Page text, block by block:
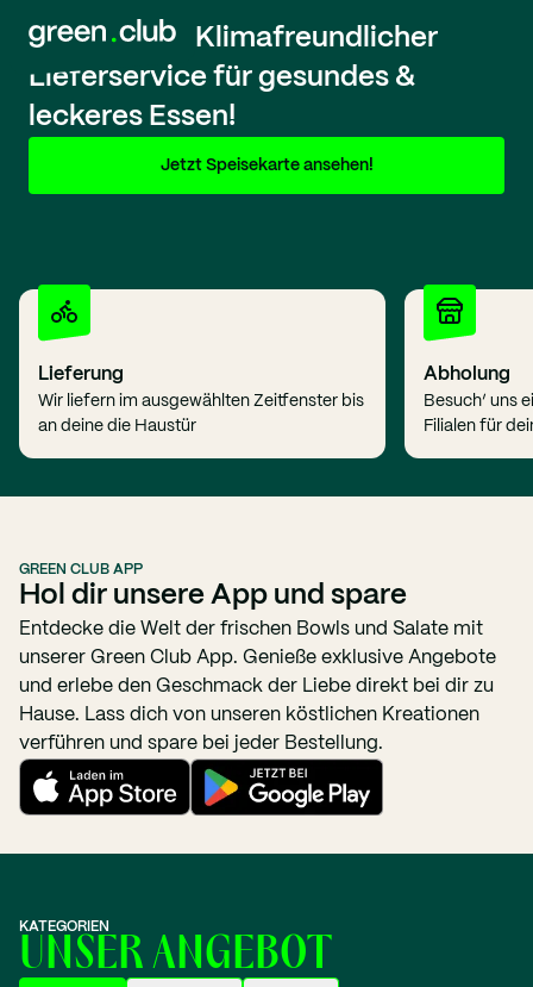
Green Club: Klimafreundlicher
Lieferservice für gesundes &
leckeres Essen!
Jetzt Speisekarte ansehen!
Lieferung
Wir liefern im ausgewählten Zeitfenster bis
an deine die Haustür
Abholung
Besuch’ uns
Filialen für
GREEN CLUB APP
Hol dir unsere App und spare
Entdecke die Welt der frischen Bowls und Salate mit
unserer Green Club App. Genieße exklusive Angebote
und erlebe den Geschmack der Liebe direkt bei dir zu
Hause. Lass dich von unseren köstlichen Kreationen
verführen und spare bei jeder Bestellung.
KATEGORIEN
UNSER ANGEBOT